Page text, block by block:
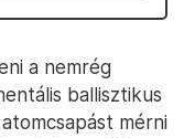
a nemrég
ballisztikus
mérni